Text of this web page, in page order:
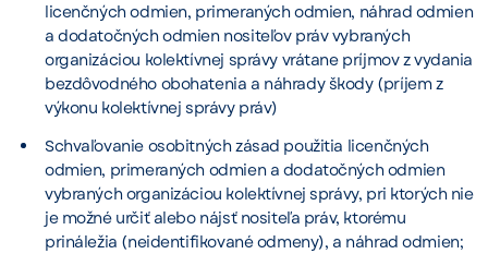
licenčných odmien, primeraných odmien, náhrad odmien
a dodatočných odmien nositeľov práv vybraných
organizáciou kolektívnej správy vrátane príjmov z vydania
bezdôvodného obohatenia a náhrady škody (príjem z
výkonu kolektívnej správy práv)
Schvaľovanie osobitných zásad použitia licenčných
odmien, primeraných odmien a dodatočných odmien
vybraných organizáciou kolektívnej správy, pri ktorých nie
je možné určiť alebo nájsť nositeľa práv, ktorému
prináležia (neidentifikované odmeny), a náhrad odmien;